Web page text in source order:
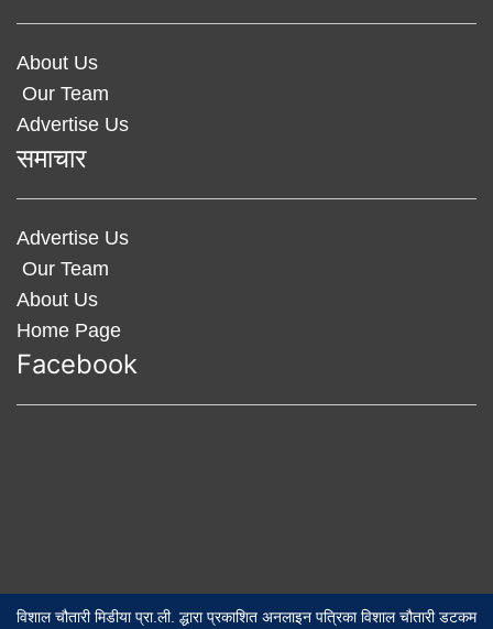
About Us
Our Team
Advertise Us
समाचार
Advertise Us
Our Team
About Us
Home Page
Facebook
विशाल चौतारी मिडीया प्रा.ली. द्धारा प्रकाशित अनलाइन पत्रिका विशाल चौतारी डटकम